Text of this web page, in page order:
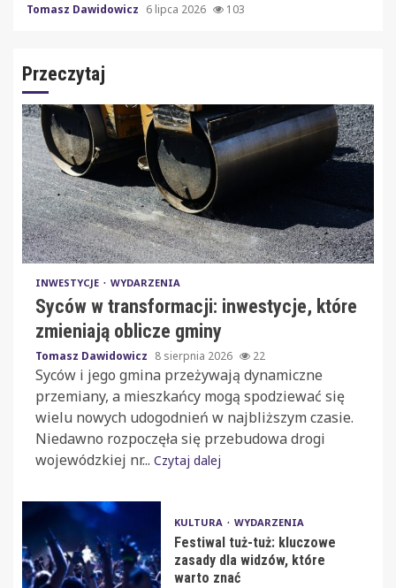
Tomasz Dawidowicz 6 lipca 2026 103
Przeczytaj
INWESTYCJE WYDARZENIA
Syców w transformacji: inwestycje, które
zmieniają oblicze gminy
Tomasz Dawidowicz 8 sierpnia 2026 22
Syców i jego gmina przeżywają dynamiczne
przemiany, a mieszkańcy mogą spodziewać się
wielu nowych udogodnień w najbliższym czasie.
Niedawno rozpoczęła się przebudowa drogi
wojewódzkiej nr... Czytaj dalej
KULTURA WYDARZENIA
Festiwal tuż-tuż: kluczowe
zasady dla widzów, które
warto znać